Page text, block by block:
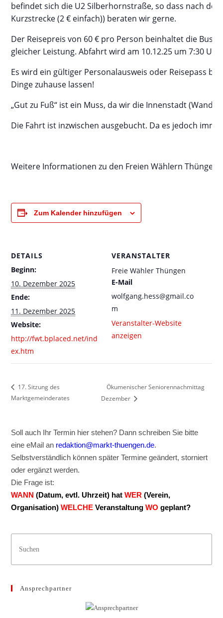
befindet sich die U2 Silberhornstraße, so dass nach
Kurzstrecke (2 € einfach)) beraten wir gerne.
Der Reisepreis von 60 € pro Person beinhaltet die
gleicher Leistung. Abfahrt wird am 10.12.25 um 7:30
Es wird ein gültiger Personalausweis oder Reisepass
Dinge zuhause lassen!
„Gut zu Fuß“ ist ein Muss, da wir die Innenstadt
Die Fahrt ist inzwischen ausgebucht. Da es jedoch
Weitere Informationen zu den Freien Wählern Thüngen:
Zum Kalender hinzufügen
DETAILS
Beginn:
10. Dezember 2025
Ende:
11. Dezember 2025
Website:
http://fwt.bplaced.net/ind
ex.htm
VERANSTALTER
Freie Wähler Thüngen
E-Mail
wolfgang.hess@gmail.co
m
Veranstalter-Website
anzeigen
17. Sitzung des
Marktgemeinderates
Ökumenischer Seniorennachmittag
Dezember
Soll auch Ihr Termin hier stehen? Dann schreiben Sie bitte
eine eMail an redaktion@markt-thuengen.de.
Selbstverständlich können später Termine geändert, storniert
oder ergänzt werden.
Die Frage ist:
WANN (Datum, evtl. Uhrzeit) hatWER(Verein,
Organisation) WELCHE VeranstaltungWO geplant?
Ansprechpartner